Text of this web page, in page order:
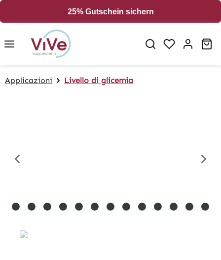
25% Gutschein sichern
Applicazioni Livello di glicemia